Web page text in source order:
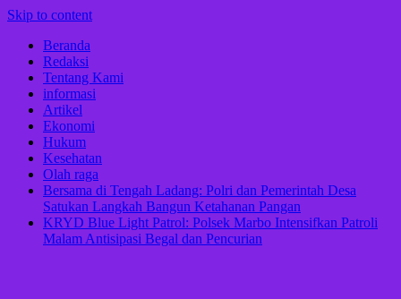
Skip to content
Beranda
Redaksi
Tentang Kami
informasi
Artikel
Ekonomi
Hukum
Kesehatan
Olah raga
Bersama di Tengah Ladang: Polri dan Pemerintah Desa
Satukan Langkah Bangun Ketahanan Pangan
KRYD Blue Light Patrol: Polsek Marbo Intensifkan Patroli
Malam Antisipasi Begal dan Pencurian